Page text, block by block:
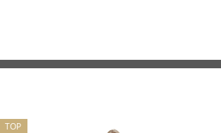
TOP